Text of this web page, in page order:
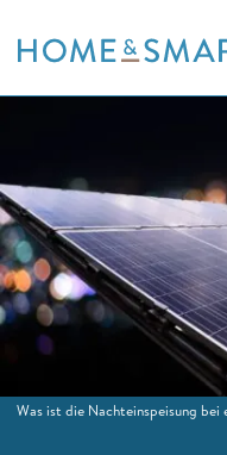
to
Was ist die Nachteinspeisung